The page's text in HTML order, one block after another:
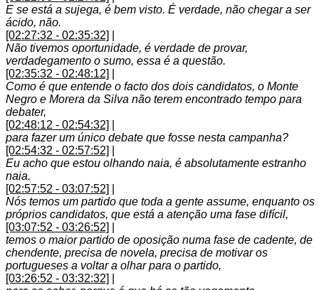
E se está a sujega, é bem visto. É verdade, não chegar a ser
ácido, não.
[02:27:32 - 02:35:32]
Não tivemos oportunidade, é verdade de provar,
verdadegamento o sumo, essa é a questão.
[02:35:32 - 02:48:12]
Como é que entende o facto dos dois candidatos, o Monte
Negro e Morera da Silva não terem encontrado tempo para
debater,
[02:48:12 - 02:54:32]
para fazer um único debate que fosse nesta campanha?
[02:54:32 - 02:57:52]
Eu acho que estou olhando naia, é absolutamente estranho
naia.
[02:57:52 - 03:07:52]
Nós temos um partido que toda a gente assume, enquanto os
próprios candidatos, que está a atenção uma fase difícil,
[03:07:52 - 03:26:52]
temos o maior partido de oposição numa fase de cadente, de
chendente, precisa de novela, precisa de motivar os
portugueses a voltar a olhar para o partido,
[03:26:52 - 03:32:32]